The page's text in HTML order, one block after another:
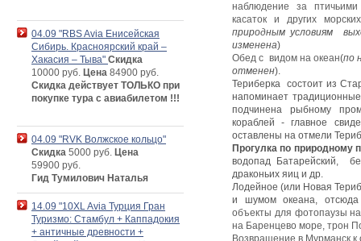
наблюдение за птичьими
касаток и других
природным условиям
изменена)
Обед с видом на океан(по
отменен).
Териберка состоит из
напоминает
подчинена рыбному
кораблей - главное
оставлены на отмели
Прогулка по природному
водопад Батарейский,
драконьих яиц и др.
Лодейное (или Новая
и шумом океана,
объекты для фотопаузы
на Баренцево море, трон
Возвращение в Мурманск
04.09 "RBS Avia Енисейская
Сибирь. Красноярский край –
Хакасия – Тыва" Скидка
10000 руб. Цена 84900 руб.
Скидка действует ТОЛЬКО при
покупке тура с авиабилетом !!!
04.09 "RVK Волжское кольцо"
Скидка 5000 руб. Цена
59900 руб.
Гид Тумилович Наталья
14.09 "10XL Avia Турция Гран
Туризмо: Стамбул + Каппадокия
+ античные древности +